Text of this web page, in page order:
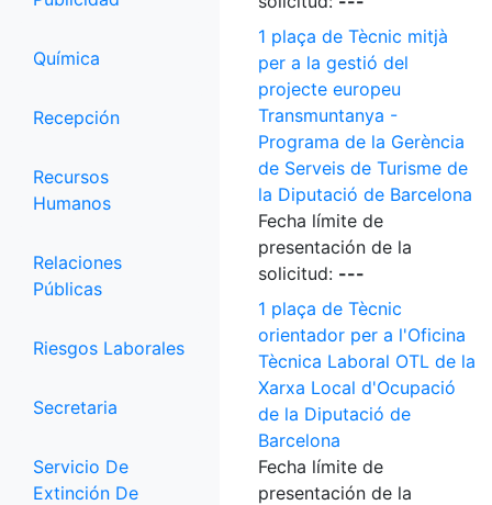
Química
Recepción
Recursos
Humanos
Relaciones
Públicas
Riesgos Laborales
Secretaria
Servicio De
Extinción De
1 plaça de Tècnic mitjà
per a la gestió del
projecte europeu
Transmuntanya -
Programa de la Gerència
de Serveis de Turisme de
la Diputació de Barcelona
Fecha límite de
presentación de la
solicitud: ---
1 plaça de Tècnic
orientador per a l'Oficina
Tècnica Laboral OTL de la
Xarxa Local d'Ocupació
de la Diputació de
Barcelona
Fecha límite de
presentación de la